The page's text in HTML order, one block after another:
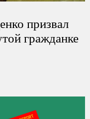
призвал
гражданке